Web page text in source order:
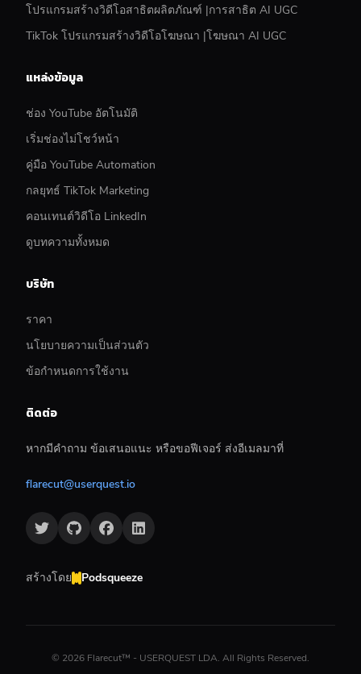
โปรแกรมสร้างวิดีโอสาธิตผลิตภัณฑ์ |การสาธิต AI UGC
TikTok โปรแกรมสร้างวิดีโอโฆษณา |โฆษณา AI UGC
แหล่งข้อมูล
ช่อง YouTube อัตโนมัติ
เริ่มช่องไม่โชว์หน้า
คู่มือ YouTube Automation
กลยุทธ์ TikTok Marketing
คอนเทนต์วิดีโอ LinkedIn
ดูบทความทั้งหมด
บริษัท
ราคา
นโยบายความเป็นส่วนตัว
ข้อกำหนดการใช้งาน
ติดต่อ
หากมีคำถาม ข้อเสนอแนะ หรือขอฟีเจอร์ ส่งอีเมลมาที่
flarecut@userquest.io
สร้างโดย Podsqueeze
© 2026 Flarecut™ - USERQUEST LDA. All Rights Reserved.